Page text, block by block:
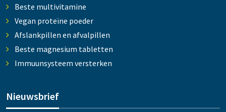
Beste multivitamine
Vegan proteïne poeder
Afslankpillen en afvalpillen
Beste magnesium tabletten
Immuunsysteem versterken
Nieuwsbrief